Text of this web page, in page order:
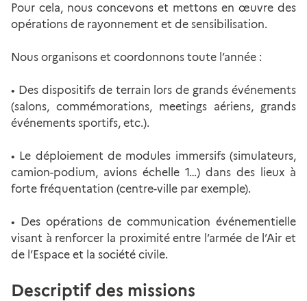
Pour cela, nous concevons et mettons en œuvre des
opérations de rayonnement et de sensibilisation.
Nous organisons et coordonnons toute l’année :
• Des dispositifs de terrain lors de grands événements
(salons, commémorations, meetings aériens, grands
événements sportifs, etc.).
• Le déploiement de modules immersifs (simulateurs,
camion-podium, avions échelle 1…) dans des lieux à
forte fréquentation (centre-ville par exemple).
• Des opérations de communication événementielle
visant à renforcer la proximité entre l’armée de l’Air et
de l’Espace et la société civile.
Descriptif des missions